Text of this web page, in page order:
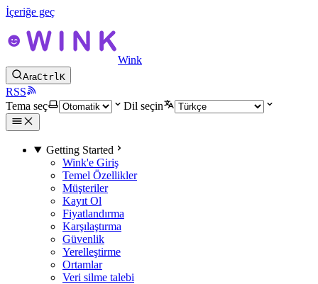
İçeriğe geç
Wink
AraCtrlK
RSS
Tema seç
Dil seçin
Getting Started
Wink'e Giriş
Temel Özellikler
Müşteriler
Kayıt Ol
Fiyatlandırma
Karşılaştırma
Güvenlik
Yerelleştirme
Ortamlar
Veri silme talebi